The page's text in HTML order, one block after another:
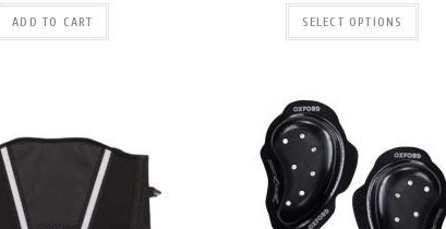
ADD TO CART SELECT OPTIONS